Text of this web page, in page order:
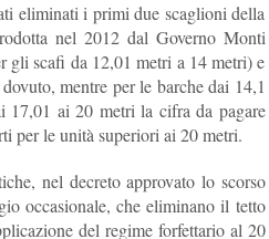
eliminati i primi due scaglioni della
nel 2012 dal Governo Monti
gli scafi da 12,01 metri a 14 metri) e
mentre per le barche dai 14,1
17,01 ai 20 metri la cifra da pagare
per le unità superiori ai 20 metri.
nel decreto approvato lo scorso
occasionale, che eliminano il tetto
del regime forfettario al 20